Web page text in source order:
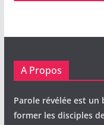
A Propos
Parole révélée est
former les disciples